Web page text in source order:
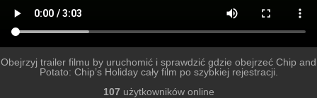
Obejrzyj trailer filmu by uruchomić i sprawdzić gdzie obejrzeć Chip and
Potato: Chip’s Holiday cały film po szybkiej rejestracji.
107 użytkowników online